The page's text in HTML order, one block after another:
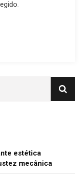
estética
mecânica